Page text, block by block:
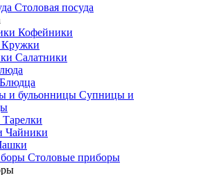
Столовая посуда
Кофейники
Кружки
Салатники
Блюдца
Супницы и
Тарелки
Чайники
Cтоловые приборы